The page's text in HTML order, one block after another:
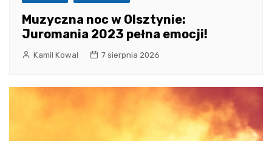
Muzyczna noc w Olsztynie:
Juromania 2023 pełna emocji!
Kamil Kowal 7 sierpnia 2026